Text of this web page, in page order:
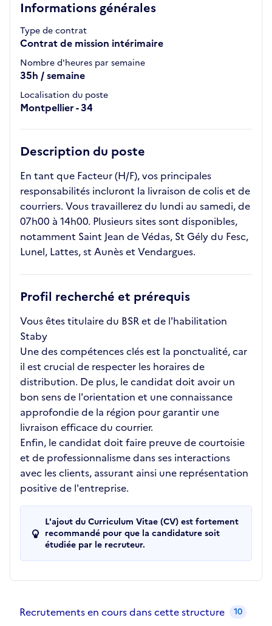
Informations générales
Type de contrat
Contrat de mission intérimaire
Nombre d'heures par semaine
35h / semaine
Localisation du poste
Montpellier - 34
Description du poste
En tant que Facteur (H/F), vos principales
responsabilités incluront la livraison de colis et de
courriers. Vous travaillerez du lundi au samedi, de
07h00 à 14h00. Plusieurs sites sont disponibles,
notamment Saint Jean de Védas, St Gély du Fesc,
Lunel, Lattes, st Aunès et Vendargues.
Profil recherché et prérequis
Vous êtes titulaire du BSR et de l'habilitation
Staby
Une des compétences clés est la ponctualité, car
il est crucial de respecter les horaires de
distribution. De plus, le candidat doit avoir un
bon sens de l'orientation et une connaissance
approfondie de la région pour garantir une
livraison efficace du courrier.
Enfin, le candidat doit faire preuve de courtoisie
et de professionnalisme dans ses interactions
avec les clients, assurant ainsi une représentation
positive de l'entreprise.
L'ajout du Curriculum Vitae (CV) est fortement
recommandé pour que la candidature soit
étudiée par le recruteur.
Recrutements en cours dans cette structure 10